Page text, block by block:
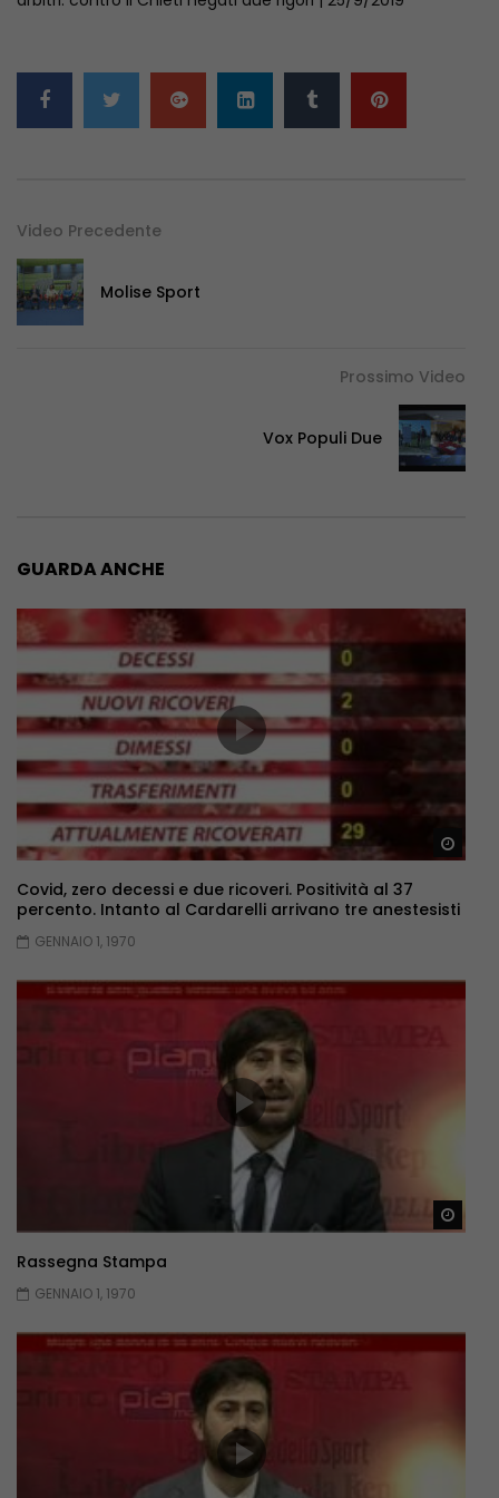
Video Precedente
Molise Sport
Prossimo Video
Vox Populi Due
GUARDA ANCHE
Covid, zero decessi e due ricoveri. Positività al 37
percento. Intanto al Cardarelli arrivano tre anestesisti
GENNAIO 1, 1970
Rassegna Stampa
GENNAIO 1, 1970